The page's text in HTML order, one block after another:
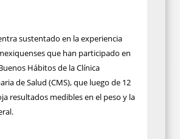
sustentado en la experiencia
que han participado en
Hábitos de la Clínica
de Salud (CMS), que luego de 12
resultados medibles en el peso y la